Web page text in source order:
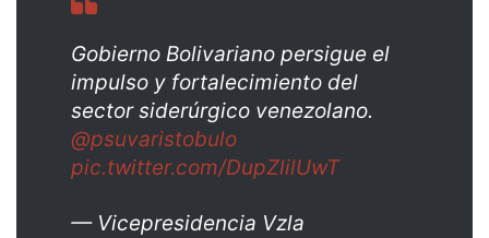
Gobierno Bolivariano persigue el
impulso y fortalecimiento del
sector siderúrgico venezolano.
@psuvaristobulo
pic.twitter.com/DupZlilUwT
— Vicepresidencia Vzla